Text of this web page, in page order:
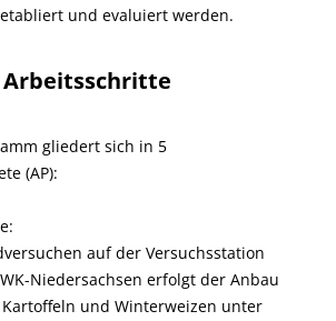
und evaluiert werden.
Arbeitsschritte
gliedert sich in 5
(AP):
auf der Versuchsstation
Niedersachsen erfolgt der Anbau
und Winterweizen unter